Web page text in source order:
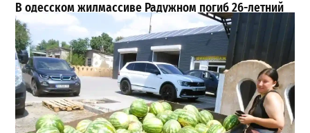
В одесском жилмассиве Радужном погиб 26-летний
мужчина: что известно
27-07-2026 в 13:47
Шезлонги, бунгало и VIP-зоны: сколько придется
заплатить за отдых в Аркадии
21-07-2026 в 19:23